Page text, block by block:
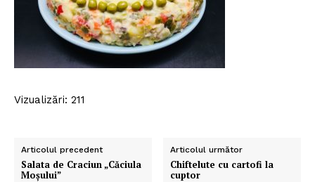
Vizualizări: 211
Articolul precedent
Salata de Craciun „Căciula
Moșului”
Articolul următor
Chiftelute cu cartofi la
cuptor